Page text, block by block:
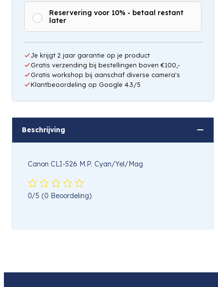
Reservering voor 10% - betaal restant
later
Je krijgt 2 jaar garantie op je product
Gratis verzending bij bestellingen boven €100,-
Gratis workshop bij aanschaf diverse camera's
Klantbeoordeling op Google 4.3/5
Beschrijving
Canon CLI-526 M.P. Cyan/Yel/Mag
0/5 (0 Beoordeling)